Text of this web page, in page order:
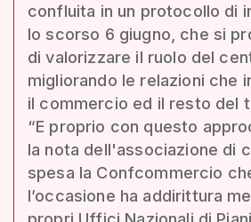
confluita in un protocollo di
lo scorso 6 giugno, che si
di valorizzare il ruolo del
migliorando le relazioni che
il commercio ed il resto del
“E proprio con questo
la nota dell'associazione di
spesa la Confcommercio
l’occasione ha addirittura